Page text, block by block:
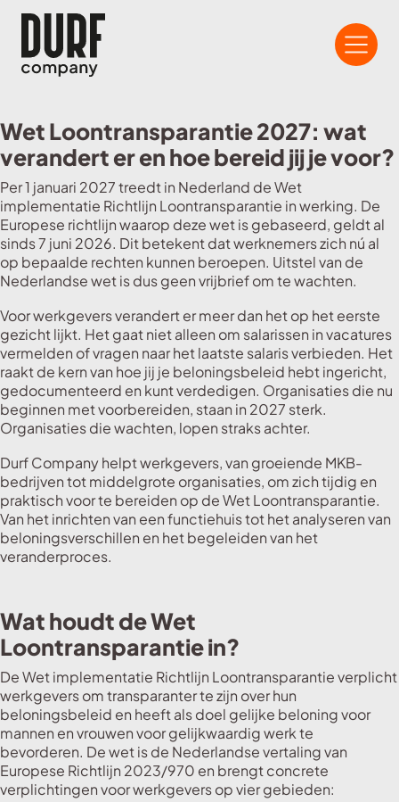
Wet Loontransparantie 2027: wat
verandert er en hoe bereid jij je voor?
Per 1 januari 2027 treedt in Nederland de Wet
implementatie Richtlijn Loontransparantie in werking. De
Europese richtlijn waarop deze wet is gebaseerd, geldt al
sinds 7 juni 2026. Dit betekent dat werknemers zich nú al
op bepaalde rechten kunnen beroepen. Uitstel van de
Nederlandse wet is dus geen vrijbrief om te wachten.
Voor werkgevers verandert er meer dan het op het eerste
gezicht lijkt. Het gaat niet alleen om salarissen in vacatures
vermelden of vragen naar het laatste salaris verbieden. Het
raakt de kern van hoe jij je beloningsbeleid hebt ingericht,
gedocumenteerd en kunt verdedigen. Organisaties die nu
beginnen met voorbereiden, staan in 2027 sterk.
Organisaties die wachten, lopen straks achter.
Durf Company helpt werkgevers, van groeiende MKB-
bedrijven tot middelgrote organisaties, om zich tijdig en
praktisch voor te bereiden op de Wet Loontransparantie.
Van het inrichten van een functiehuis tot het analyseren van
beloningsverschillen en het begeleiden van het
veranderproces.
Wat houdt de Wet
Loontransparantie in?
De Wet implementatie Richtlijn Loontransparantie verplicht
werkgevers om transparanter te zijn over hun
beloningsbeleid en heeft als doel gelijke beloning voor
mannen en vrouwen voor gelijkwaardig werk te
bevorderen. De wet is de Nederlandse vertaling van
Europese Richtlijn 2023/970 en brengt concrete
verplichtingen voor werkgevers op vier gebieden: